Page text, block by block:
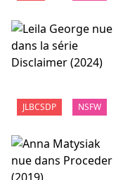
JLBCSDP NSFW